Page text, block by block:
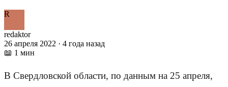
R
redaktor
26 апреля 2022 · 4 года назад
📖 1 мин
В Свердловской области, по данным на 25 апреля,